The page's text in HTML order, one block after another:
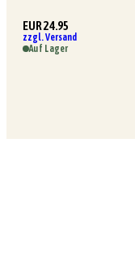
EUR 24.95
zzgl. Versand
Auf Lager